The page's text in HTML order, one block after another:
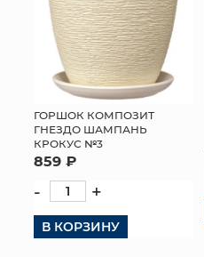
ГОРШОК КОМПОЗИТ
ГНЕЗДО ШАМПАНЬ
КРОКУС №3
859 ₽
- +
В КОРЗИНУ